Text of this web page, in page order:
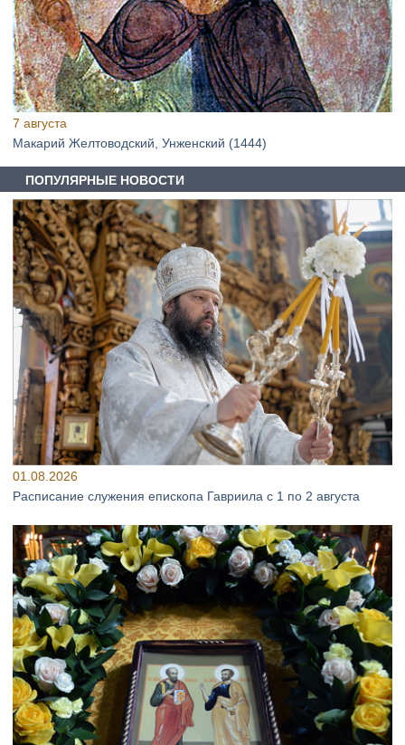
7 августа
Макарий Желтоводский, Унженский (1444)
ПОПУЛЯРНЫЕ НОВОСТИ
01.08.2026
Расписание служения епископа Гавриила с 1 по 2 августа